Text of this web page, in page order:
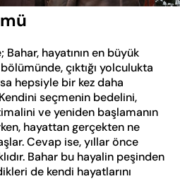
hayatının en büyük
çıktığı yolculukta
hepsiyle bir kez daha
seçmenin bedelini,
ve yeniden başlamanın
hayattan gerçekten ne
Cevap ise, yıllar önce
Bahar bu hayalin peşinden
de kendi hayatlarını